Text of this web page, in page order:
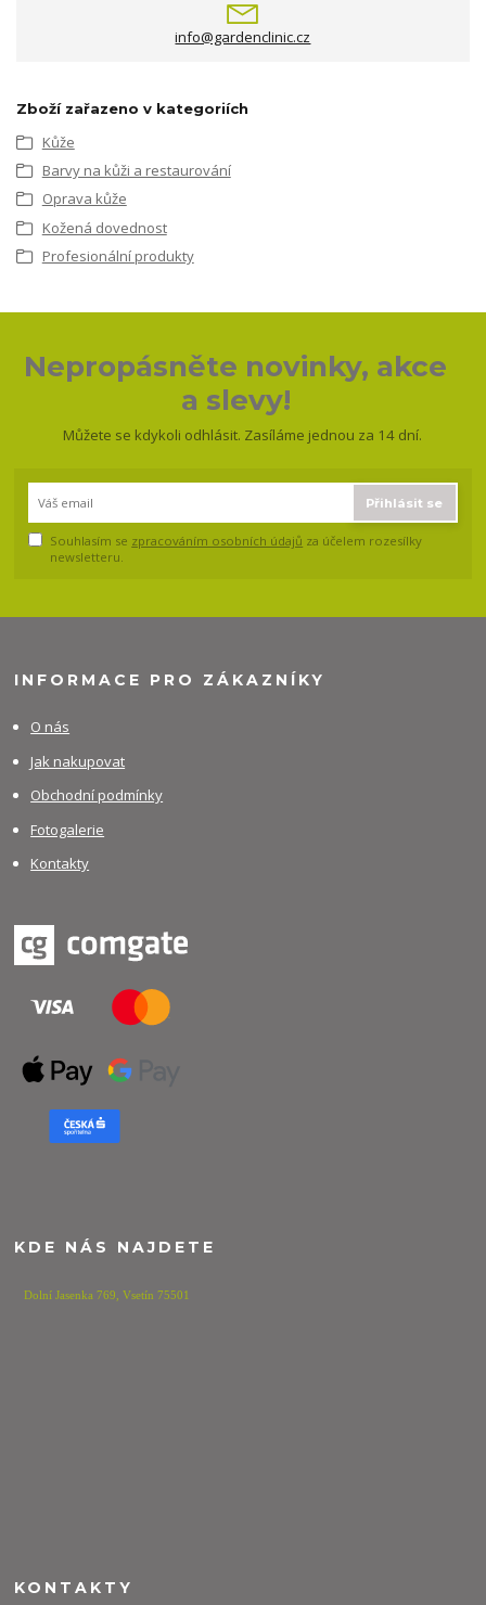
info@gardenclinic.cz
Zboží zařazeno v kategoriích
Kůže
Barvy na kůži a restaurování
Oprava kůže
Kožená dovednost
Profesionální produkty
Nepropásněte novinky, akce
a slevy!
Můžete se kdykoli odhlásit. Zasíláme jednou za 14 dní.
Přihlásit se
Souhlasím se zpracováním osobních údajů za účelem rozesílky
newsletteru.
INFORMACE PRO ZÁKAZNÍKY
O nás
Jak nakupovat
Obchodní podmínky
Fotogalerie
Kontakty
KDE NÁS NAJDETE
Dolní Jasenka 769,Vsetín 75501
KONTAKTY